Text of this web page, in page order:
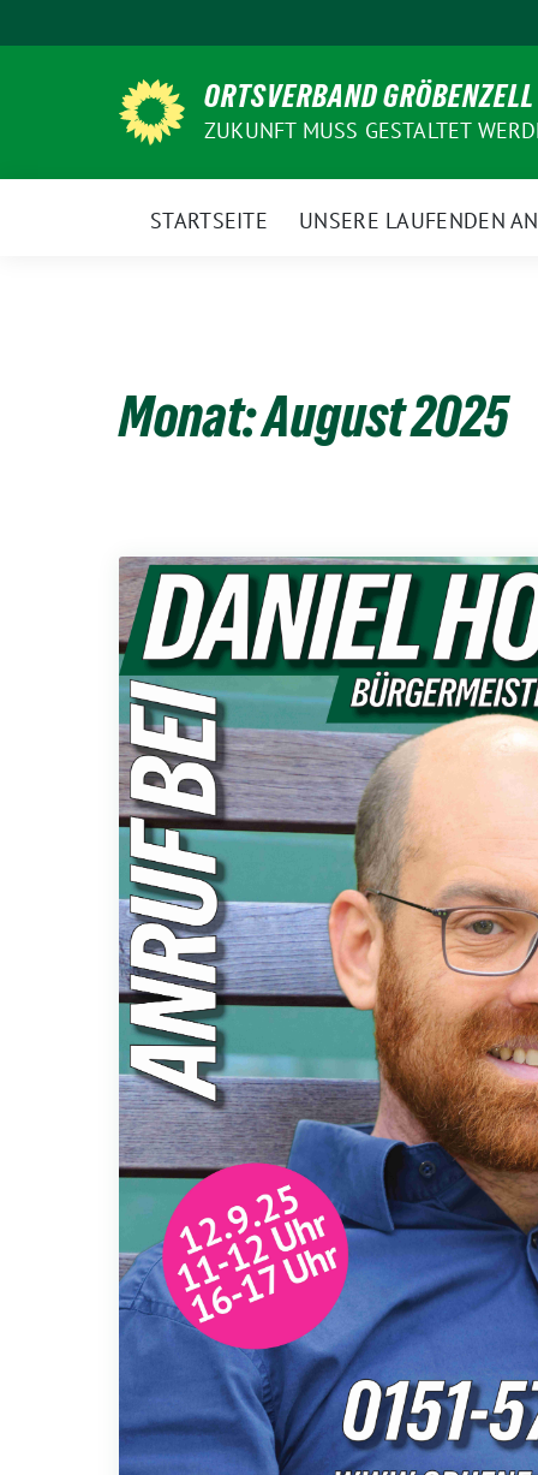
zum
ORTSVERBAND GRÖBENZELL
ZUKUNFT MUSS GESTALTET
STARTSEITE UNSERE LAUFENDEN
Monat:August 2025